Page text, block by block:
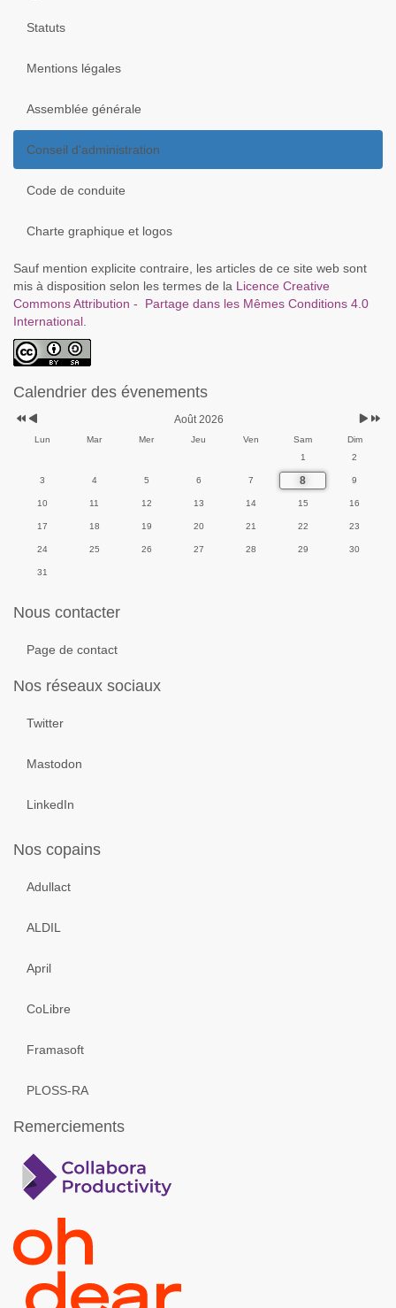
Statuts
Mentions légales
Assemblée générale
Conseil d'administration
Code de conduite
Charte graphique et logos
Sauf mention explicite contraire, les articles de ce site web sont
mis à disposition selon les termes de la Licence Creative
Commons Attribution - Partage dans les Mêmes Conditions 4.0
International
Calendrier des évenements
Août 2026
Lun Mar Mer Jeu Ven Sam
Dim
1
2
3 4 5 6 7 8 9
10 11 12 13 14 15 16
17 18 19 20 21 22 23
24 25 26 27 28 29 30
31
Nous contacter
Page de contact
Nos réseaux sociaux
Twitter
Mastodon
LinkedIn
Nos copains
Adullact
ALDIL
April
CoLibre
Framasoft
PLOSS-RA
Remerciements